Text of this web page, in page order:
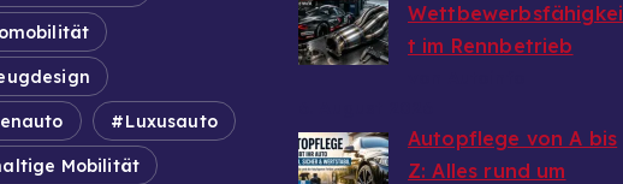
Luxusauto
Mobilität
Wettbewerbsfähigkei
t im Rennbetrieb
Autopflege von A bis
Z: Alles rund um